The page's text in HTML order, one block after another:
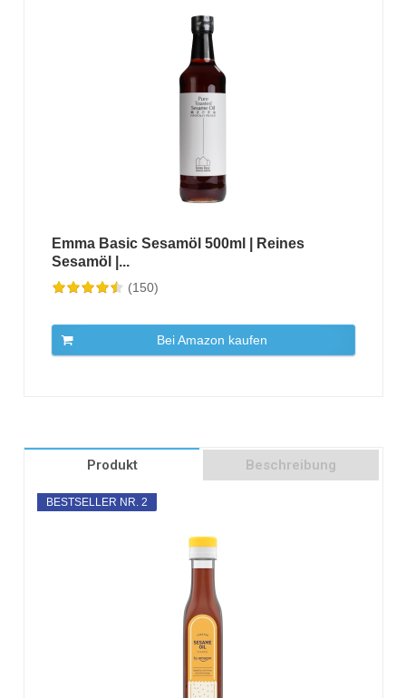
Emma Basic Sesamöl 500ml | Reines
Sesamöl |...
(150)
Bei Amazon kaufen
Produkt Beschreibung
BESTSELLER NR. 2